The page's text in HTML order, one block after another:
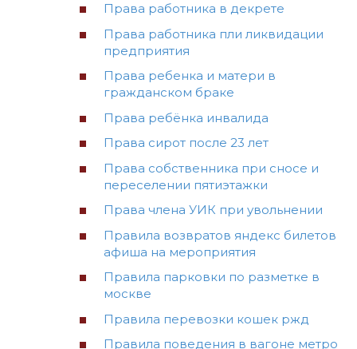
Права работника в декрете
Права работника пли ликвидации
предприятия
Права ребенка и матери в
гражданском браке
Права ребёнка инвалида
Права сирот после 23 лет
Права собственника при сносе и
переселении пятиэтажки
Права члена УИК при увольнении
Правила возвратов яндекс билетов
афиша на мероприятия
Правила парковки по разметке в
москве
Правила перевозки кошек ржд
Правила поведения в вагоне метро